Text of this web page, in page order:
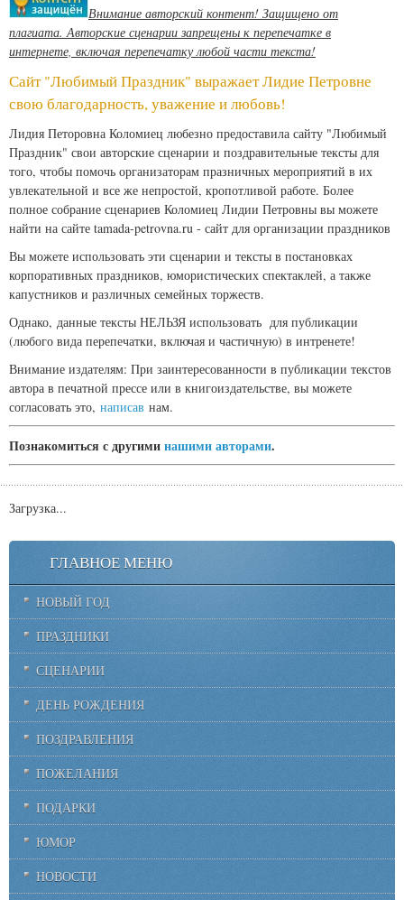
Внимание авторский контент! Защищено от
плагиата. Авторские сценарии запрещены к перепечатке в
интернете, включая перепечатку любой части текста!
Сайт "Любимый Праздник" выражает Лидие Петровне
свою благодарность, уважение и любовь!
Лидия Петоровна Коломиец любезно предоставила сайту "Любимый
Праздник" свои авторские сценарии и поздравительные тексты для
того, чтобы помочь организаторам празничных мероприятий в их
увлекательной и все же непростой, кропотливой работе. Более
полное собрание сценариев Коломиец Лидии Петровны вы можете
найти на сайте tamada-petrovna.ru - сайт для организации праздников
Вы можете использовать эти сценарии и тексты в постановках
корпоративных праздников, юмористических спектаклей, а также
капустников и различных семейных торжеств.
Однако, данные тексты НЕЛЬЗЯ использовать для публикации
(любого вида перепечатки, включая и частичную) в интренете!
Внимание издателям: При заинтересованности в публикации текстов
автора в печатной прессе или в книгоиздательстве, вы можете
согласовать это, написав нам.
Познакомиться с другиминашими авторами.
Загрузка...
ГЛАВНОЕ МЕНЮ
НОВЫЙ ГОД
ПРАЗДНИКИ
СЦЕНАРИИ
ДЕНЬ РОЖДЕНИЯ
ПОЗДРАВЛЕНИЯ
ПОЖЕЛАНИЯ
ПОДАРКИ
ЮМОР
НОВОСТИ